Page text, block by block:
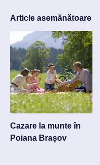
Article asemănătoare
Cazare la munte în
Poiana Brașov